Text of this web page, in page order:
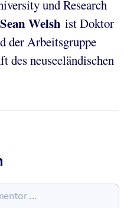
und Research
Sean Welsh ist Doktor
der Arbeitsgruppe
des neuseeländischen